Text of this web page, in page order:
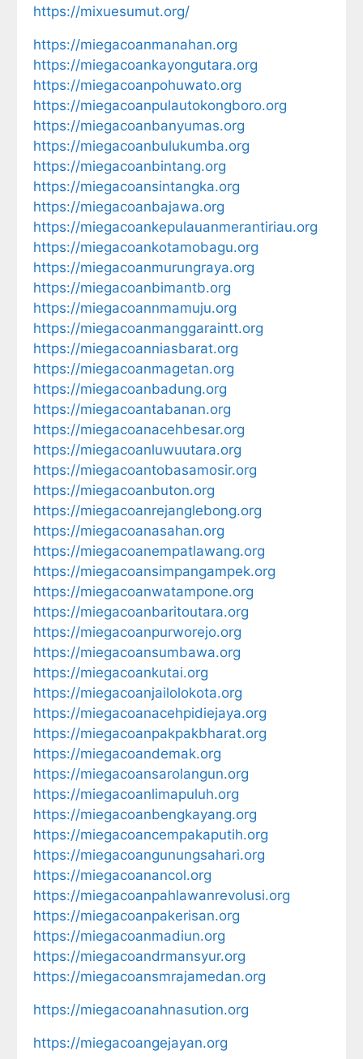
https://mixuesumut.org/
https://miegacoanmanahan.org
https://miegacoankayongutara.org
https://miegacoanpohuwato.org
https://miegacoanpulautokongboro.org
https://miegacoanbanyumas.org
https://miegacoanbulukumba.org
https://miegacoanbintang.org
https://miegacoansintangka.org
https://miegacoanbajawa.org
https://miegacoankepulauanmerantiriau.org
https://miegacoankotamobagu.org
https://miegacoanmurungraya.org
https://miegacoanbimantb.org
https://miegacoannmamuju.org
https://miegacoanmanggaraintt.org
https://miegacoanniasbarat.org
https://miegacoanmagetan.org
https://miegacoanbadung.org
https://miegacoantabanan.org
https://miegacoanacehbesar.org
https://miegacoanluwuutara.org
https://miegacoantobasamosir.org
https://miegacoanbuton.org
https://miegacoanrejanglebong.org
https://miegacoanasahan.org
https://miegacoanempatlawang.org
https://miegacoansimpangampek.org
https://miegacoanwatampone.org
https://miegacoanbaritoutara.org
https://miegacoanpurworejo.org
https://miegacoansumbawa.org
https://miegacoankutai.org
https://miegacoanjailolokota.org
https://miegacoanacehpidiejaya.org
https://miegacoanpakpakbharat.org
https://miegacoandemak.org
https://miegacoansarolangun.org
https://miegacoanlimapuluh.org
https://miegacoanbengkayang.org
https://miegacoancempakaputih.org
https://miegacoangunungsahari.org
https://miegacoanancol.org
https://miegacoanpahlawanrevolusi.org
https://miegacoanpakerisan.org
https://miegacoanmadiun.org
https://miegacoandrmansyur.org
https://miegacoansmrajamedan.org
https://miegacoanahnasution.org
https://miegacoangejayan.org